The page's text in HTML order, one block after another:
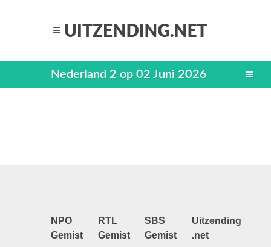
Nederland 2 op 02 Juni 2026
NPO
Gemist
RTL
Gemist
SBS
Gemist
Uitzending
.net